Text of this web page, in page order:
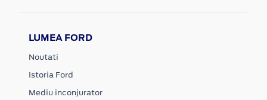
LUMEA FORD
Noutati
Istoria Ford
Mediu inconjurator